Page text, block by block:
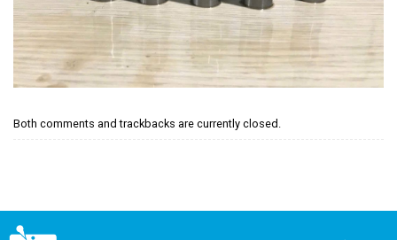
Both comments and trackbacks are currently closed.